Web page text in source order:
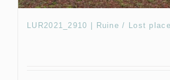
LUR2021_2910 | Ruine / Lost place